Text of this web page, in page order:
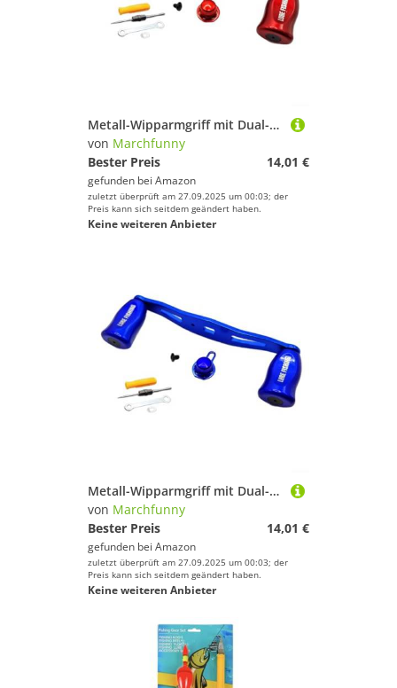
Metall-Wipparmgriff mit Dual-Kugellagern für FAIWA For ABU For TATULA Serie, Aluminium-Legierung Design für zuverlässige Angelrollenleistung (rechte Hand rot)
von Marchfunny
Bester Preis
14,01 €
gefunden bei Amazon
zuletzt überprüft am 27.09.2025 um 00:03; der
Preis kann sich seitdem geändert haben.
Keine weiteren Anbieter
Metall-Wipparmgriff mit Dual-Kugellagern für FAIWA For ABU For TATULA Serie, Aluminium-Legierung Design für zuverlässige Angelrollenleistung (rechte Hand blau)
von Marchfunny
Bester Preis
14,01 €
gefunden bei Amazon
zuletzt überprüft am 27.09.2025 um 00:03; der
Preis kann sich seitdem geändert haben.
Keine weiteren Anbieter